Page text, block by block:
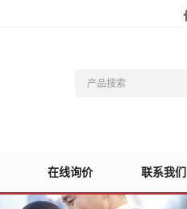
在线询价 联系我们